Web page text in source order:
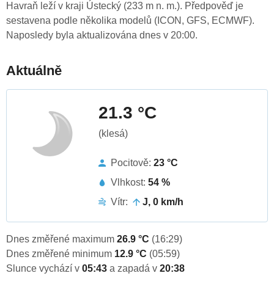
Havraň leží v kraji Ústecký (233 m n. m.). Předpověď je
sestavena podle několika modelů (ICON, GFS, ECMWF).
Naposledy byla aktualizována dnes v 20:00.
Aktuálně
21.3 °C
(klesá)
Pocitově: 23 °C
Vlhkost: 54 %
Vítr:
J, 0 km/h
Dnes změřené maximum 26.9 °C (16:29)
Dnes změřené minimum 12.9 °C (05:59)
Slunce vychází v 05:43 a zapadá v 20:38